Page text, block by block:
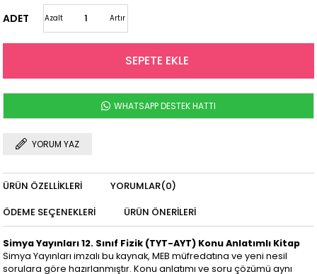
ADET Artır
Azalt
WHATSAPP DESTEK HATTI
YORUM YAZ
ÜRÜN ÖZELLIKLERI YORUMLAR(0)
ÖDEME SEÇENEKLERI
ÜRÜN ÖNERILERI
Simya Yayınları 12. Sınıf Fizik (TYT-AYT) Konu Anlatımlı Kitap
Simya Yayınları imzalı bu kaynak, MEB müfredatına ve yeni nesil
sorulara göre hazırlanmıştır. Konu anlatımı ve soru çözümü aynı